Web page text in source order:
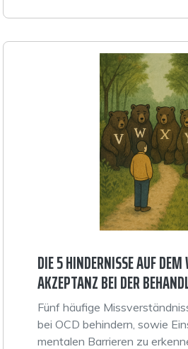
DIE 5 HINDERNISSE AUF DEM
AKZEPTANZ BEI DER
Fünf häufige
bei OCD behindern, sowie
mentalen Barrieren zu